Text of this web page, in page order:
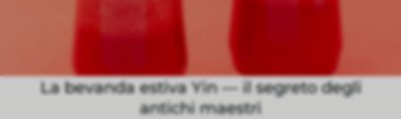
La bevanda estiva Yin — il segreto degli
antichi maestri